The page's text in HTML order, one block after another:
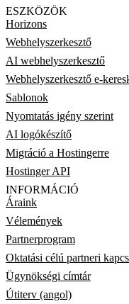
ESZKÖZÖK
Horizons
Webhelyszerkesztő
AI webhelyszerkesztő
Webhelyszerkesztő e-
Sablonok
Nyomtatás igény szerint
AI logókészítő
Migráció a Hostingerre
Hostinger API
INFORMÁCIÓ
Áraink
Vélemények
Partnerprogram
Oktatási célú partneri
Ügynökségi címtár
Útiterv (angol)